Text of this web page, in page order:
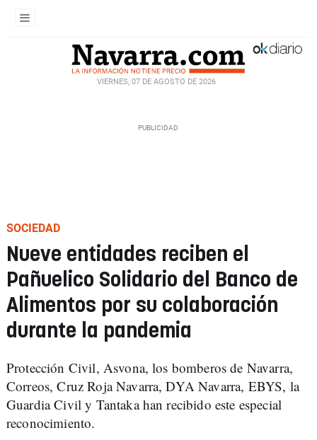
VIERNES, 07 DE AGOSTO DE 2026
SOCIEDAD
Nueve entidades reciben el
Pañuelico Solidario del Banco de
Alimentos por su colaboración
durante la pandemia
Protección Civil, Asvona, los bomberos de Navarra,
Correos, Cruz Roja Navarra, DYA Navarra, EBYS, la
Guardia Civil y Tantaka han recibido este especial
reconocimiento.